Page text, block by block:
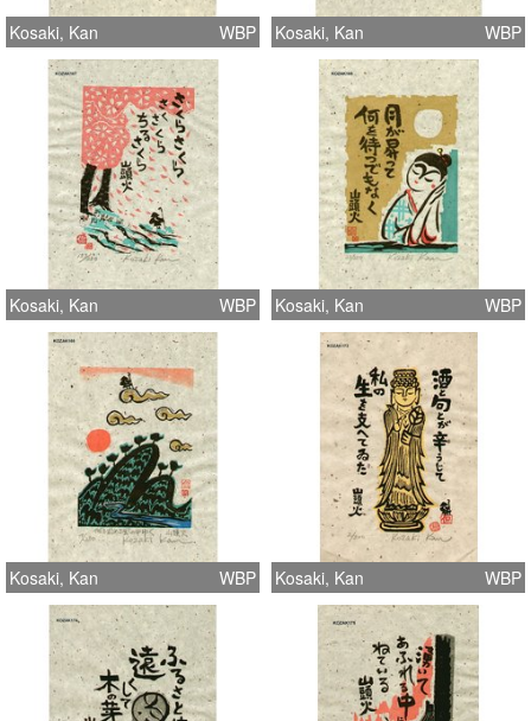
Kosaki, Kan WBP Kosaki, Kan WBP
Kosaki, Kan WBP Kosaki, Kan WBP
Kosaki, Kan WBP Kosaki, Kan WBP